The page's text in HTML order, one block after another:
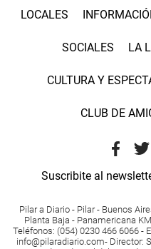
LOCALES
SOCIALES LA
CULTURA Y
CLUB DE
Suscribite al
Pilar a Diario - Pilar - Buenos
Planta Baja - Panamericana
Teléfonos: (054) 0230 466 6066 -
info@pilaradiario.com- Director: